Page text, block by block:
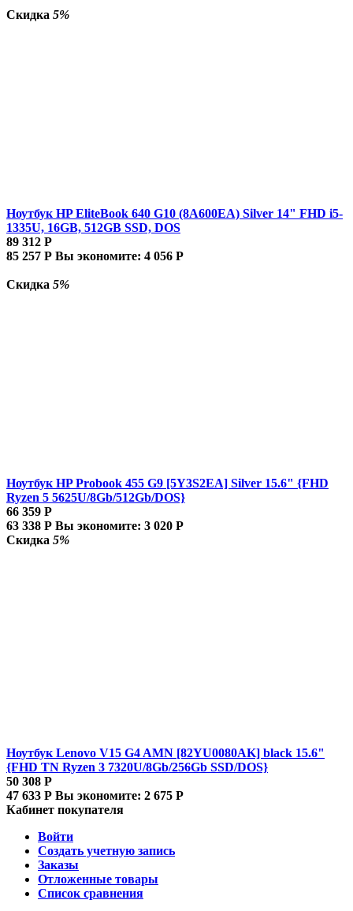
Скидка 5%
Ноутбук HP EliteBook 640 G10 (8A600EA) Silver 14" FHD i5-
1335U, 16GB, 512GB SSD, DOS
89 312 Р
85 257 Р Вы экономите: 4 056 Р
Скидка 5%
Ноутбук HP Probook 455 G9 [5Y3S2EA] Silver 15.6" {FHD
Ryzen 5 5625U/8Gb/512Gb/DOS}
66 359 Р
63 338 Р Вы экономите: 3 020 Р
Скидка 5%
Ноутбук Lenovo V15 G4 AMN [82YU0080AK] black 15.6"
{FHD TN Ryzen 3 7320U/8Gb/256Gb SSD/DOS}
50 308 Р
47 633 Р Вы экономите: 2 675 Р
Кабинет покупателя
Войти
Создать учетную запись
Заказы
Отложенные товары
Список сравнения